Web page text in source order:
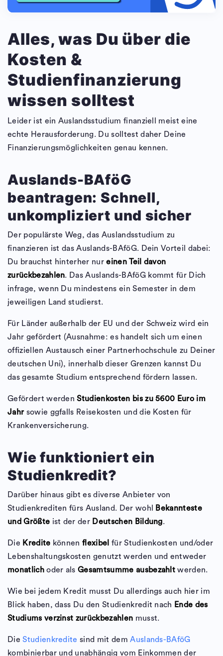
Alles, was Du über die
Kosten &
Studienfinanzierung
wissen solltest
Leider ist ein Auslandsstudium finanziell meist eine
echte Herausforderung. Du solltest daher Deine
Finanzierungsmöglichkeiten genau kennen.
Auslands-BAföG
beantragen: Schnell,
unkompliziert und sicher
Der populärste Weg, das Auslandsstudium zu
finanzieren ist das Auslands-BAföG. Dein Vorteil dabei:
Du brauchst hinterher nureinen Teil davon
zurückbezahlen. Das Auslands-BAföG kommt für Dich
infrage, wenn Du mindestens ein Semester in dem
jeweiligen Land studierst.
Für Länder außerhalb der EU und der Schweiz wird ein
Jahr gefördert (Ausnahme: es handelt sich um einen
offiziellen Austausch einer Partnerhochschule zu Deiner
deutschen Uni), innerhalb dieser Grenzen kannst Du
das gesamte Studium entsprechend fördern lassen.
Gefördert werdenStudienkosten bis zu 5600 Euro im
Jahrsowie ggfalls Reisekosten und die Kosten für
Krankenversicherung.
Wie funktioniert ein
Studienkredit?
Darüber hinaus gibt es diverse Anbieter von
Studienkrediten fürs Ausland. Der wohl
Bekannteste
und Größte ist der der Deutschen Bildung.
Die Kredite könnenflexibel für Studienkosten und/oder
Lebenshaltungskosten genutzt werden und entweder
monatlichoder alsGesamtsumme ausbezahlt werden.
Wie bei jedem Kredit musst Du allerdings auch hier im
Blick haben, dass Du den Studienkredit nach Ende des
Studiums verzinst zurückbezahlen musst.
DieStudienkredite sind mit demAuslands-BAföG
kombinierbar und unabhängig vom Einkommen der